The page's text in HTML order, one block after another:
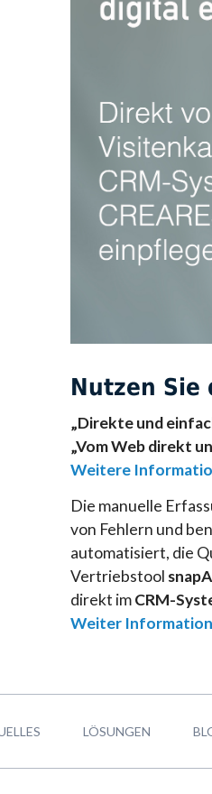
Nutzen Sie
„Direkte und
„Vom Web direkt
Weitere
Die manuelle
von Fehlern und
automatisiert, die
Vertriebstool
direkt imCRM-
Weiter
LÖSUNGEN